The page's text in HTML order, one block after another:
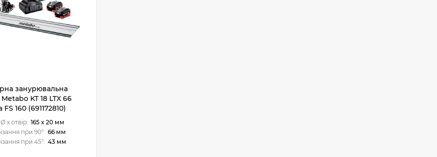
занурювальна
KT 18 LTX 66
160 (691172810)
x отвір: 165 x 20 мм
при 90°: 66 мм
при 45°: 43 мм